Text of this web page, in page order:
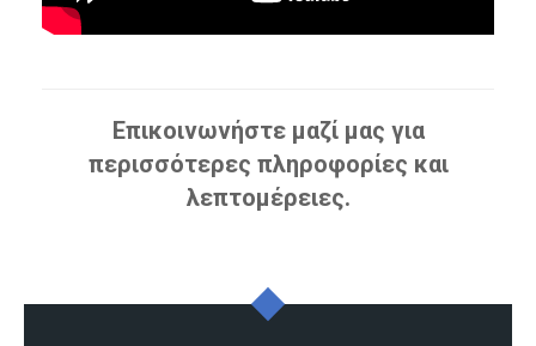
Επικοινωνήστε μαζί μας για
περισσότερες πληροφορίες και
λεπτομέρειες.